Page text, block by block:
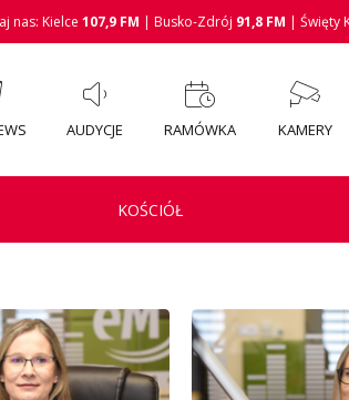
nas: Kielce 107,9 FM | Busko-Zdrój 91,8 FM | Święty
AUDYCJE RAMÓWKA KAMERY
KOŚCIÓŁ